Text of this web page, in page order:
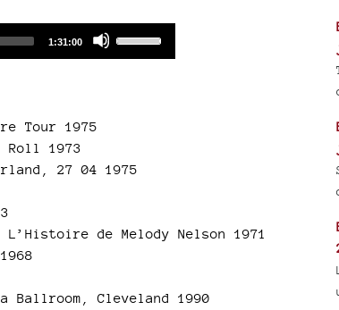
Total
1:31:00
Tour 1975
Roll 1973
27 04 1975
L’Histoire de Melody Nelson 1971
Ballroom, Cleveland 1990